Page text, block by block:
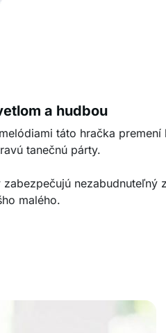
a hudbou
táto hračka premení
tanečnú párty.
nezabudnuteľný
malého.